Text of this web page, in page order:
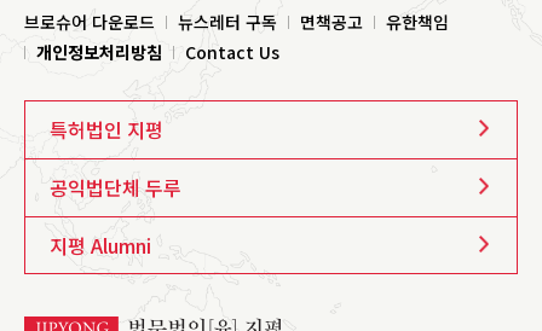
브로슈어 다운로드 뉴스레터 구독 면책공고
유한책임
개인정보처리방침
Contact Us
특허법인 지평
공익법단체 두루
지평 Alumni